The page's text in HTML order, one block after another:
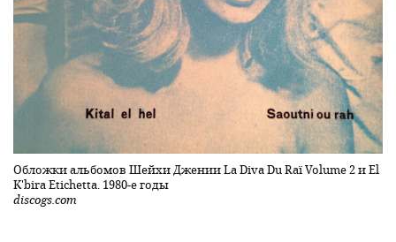
Обложки альбомов Шейхи Джении La Diva Du Raï Volume 2 и El
K'bira Etichetta. 1980-е годы
discogs.com